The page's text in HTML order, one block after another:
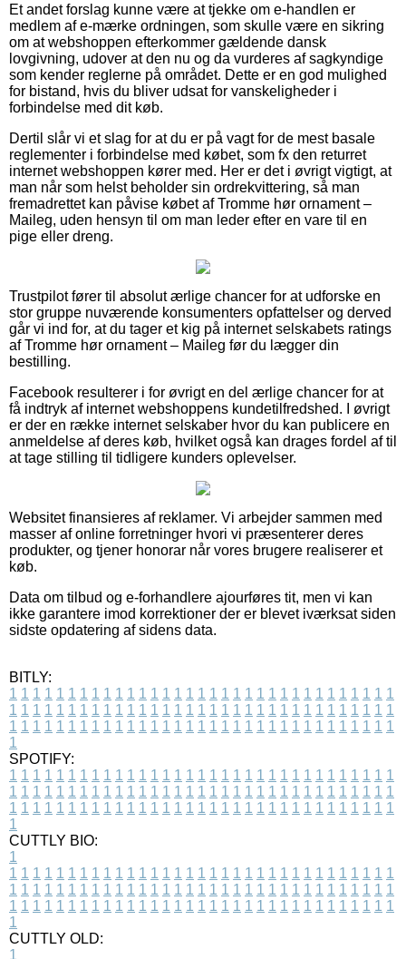
Et andet forslag kunne være at tjekke om e-handlen er
medlem af e-mærke ordningen, som skulle være en sikring
om at webshoppen efterkommer gældende dansk
lovgivning, udover at den nu og da vurderes af sagkyndige
som kender reglerne på området. Dette er en god mulighed
for bistand, hvis du bliver udsat for vanskeligheder i
forbindelse med dit køb.
Dertil slår vi et slag for at du er på vagt for de mest basale
reglementer i forbindelse med købet, som fx den returret
internet webshoppen kører med. Her er det i øvrigt vigtigt, at
man når som helst beholder sin ordrekvittering, så man
fremadrettet kan påvise købet af Tromme hør ornament –
Maileg, uden hensyn til om man leder efter en vare til en
pige eller dreng.
Trustpilot fører til absolut ærlige chancer for at udforske en
stor gruppe nuværende konsumenters opfattelser og derved
går vi ind for, at du tager et kig på internet selskabets ratings
af Tromme hør ornament – Maileg før du lægger din
bestilling.
Facebook resulterer i for øvrigt en del ærlige chancer for at
få indtryk af internet webshoppens kundetilfredshed. I øvrigt
er der en række internet selskaber hvor du kan publicere en
anmeldelse af deres køb, hvilket også kan drages fordel af til
at tage stilling til tidligere kunders oplevelser.
Websitet finansieres af reklamer. Vi arbejder sammen med
masser af online forretninger hvori vi præsenterer deres
produkter, og tjener honorar når vores brugere realiserer et
køb.
Data om tilbud og e-forhandlere ajourføres tit, men vi kan
ikke garantere imod korrektioner der er blevet iværksat siden
sidste opdatering af sidens data.
BITLY:
1 1 1 1 1 1 1 1 1 1 1 1 1 1 1 1 1 1 1 1 1 1 1 1 1 1 1 1 1 1 1 1 1
1 1 1 1 1 1 1 1 1 1 1 1 1 1 1 1 1 1 1 1 1 1 1 1 1 1 1 1 1 1 1 1 1
1 1 1 1 1 1 1 1 1 1 1 1 1 1 1 1 1 1 1 1 1 1 1 1 1 1 1 1 1 1 1 1 1
1
SPOTIFY:
1 1 1 1 1 1 1 1 1 1 1 1 1 1 1 1 1 1 1 1 1 1 1 1 1 1 1 1 1 1 1 1 1
1 1 1 1 1 1 1 1 1 1 1 1 1 1 1 1 1 1 1 1 1 1 1 1 1 1 1 1 1 1 1 1 1
1 1 1 1 1 1 1 1 1 1 1 1 1 1 1 1 1 1 1 1 1 1 1 1 1 1 1 1 1 1 1 1 1
1
CUTTLY BIO:
1
1 1 1 1 1 1 1 1 1 1 1 1 1 1 1 1 1 1 1 1 1 1 1 1 1 1 1 1 1 1 1 1 1
1 1 1 1 1 1 1 1 1 1 1 1 1 1 1 1 1 1 1 1 1 1 1 1 1 1 1 1 1 1 1 1 1
1 1 1 1 1 1 1 1 1 1 1 1 1 1 1 1 1 1 1 1 1 1 1 1 1 1 1 1 1 1 1 1 1
1
CUTTLY OLD:
1